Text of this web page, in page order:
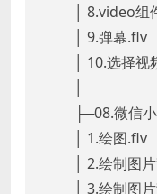
│ 8.video组
│ 9.弹幕.flv
│ 10.选择
├─08.微信
│ 1.绘图.flv
│ 2.绘制图
│ 3.绘制图